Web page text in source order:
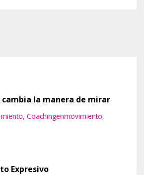
la manera de mirar
Coachingenmovimiento
Expresivo